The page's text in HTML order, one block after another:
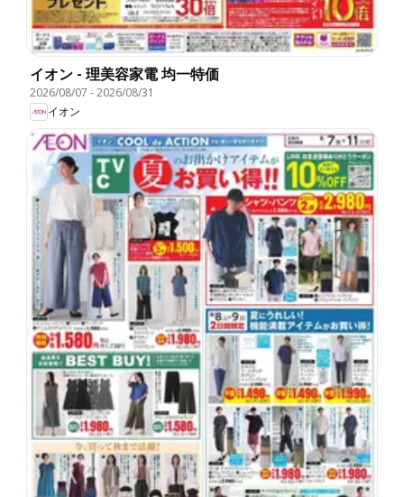
イオン - 理美容家電 均一特価
2026/08/07 -2026/08/31
イオン